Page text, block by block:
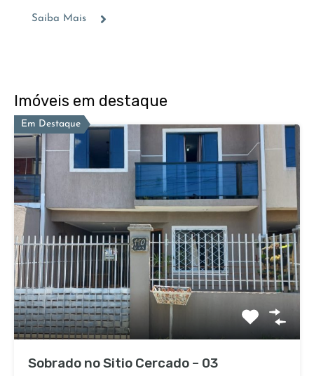
Saiba Mais
Imóveis em destaque
Em Destaque
Sobrado no Sitio Cercado – 03